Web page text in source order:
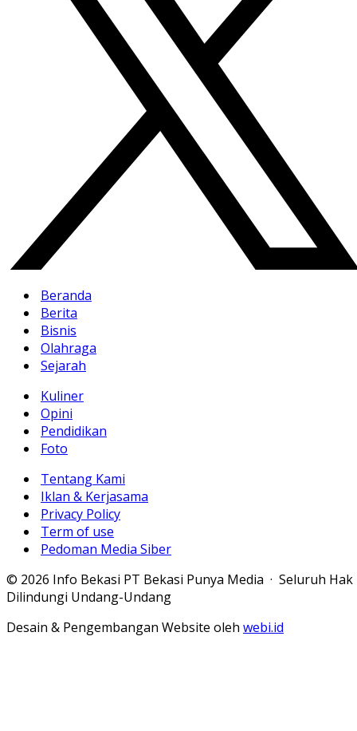
Beranda
Berita
Bisnis
Olahraga
Sejarah
Kuliner
Opini
Pendidikan
Foto
Tentang Kami
Iklan & Kerjasama
Privacy Policy
Term of use
Pedoman Media Siber
© 2026 Info Bekasi PT Bekasi Punya Media · Seluruh Hak
Dilindungi Undang-Undang
Desain & Pengembangan Website oleh webi.id